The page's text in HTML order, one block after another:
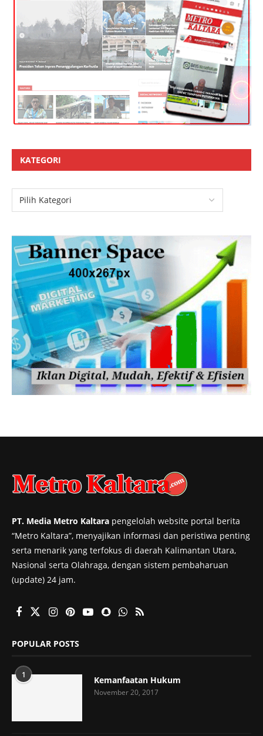
KATEGORI
PT. Media Metro Kaltara pengelolah website portal berita
“Metro Kaltara”, menyajikan informasi dan peristiwa penting
serta menarik yang terfokus di daerah Kalimantan Utara,
Nasional serta Olahraga, dengan sistem pembaharuan
(update) 24 jam.
POPULAR POSTS
1 Kemanfaatan Hukum
November 20, 2017